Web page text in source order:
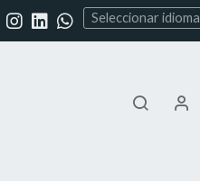
Seleccionar idioma